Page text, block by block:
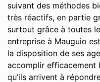
suivant des méthodes
très réactifs, en partie
surtout grâce à toutes
entreprise à Mauguio
la disposition de ses
accomplir efficacement
qu’ils arrivent à